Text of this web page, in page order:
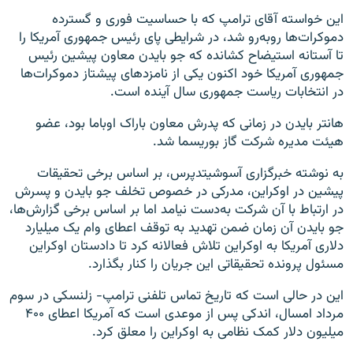
این خواسته آقای ترامپ که با حساسیت فوری و گسترده
دموکرات‌ها روبه‌رو شد، در شرایطی پای رئیس جمهوری آمریکا را
تا آستانه استیضاح کشانده که جو بایدن معاون پیشین رئیس
جمهوری آمریکا خود اکنون یکی از نامزدهای پیشتاز دموکرات‌ها
در انتخابات ریاست جمهوری سال آینده است.
هانتر بایدن در زمانی که پدرش معاون باراک اوباما بود، عضو
هیئت مدیره شرکت گاز بوریسما شد.
به نوشته خبرگزاری آسوشیتدپرس، بر اساس برخی تحقیقات
پیشین در اوکراین، مدرکی در خصوص تخلف جو بایدن و پسرش
در ارتباط با آن شرکت به‌دست نیامد اما بر اساس برخی گزارش‌ها،
جو بایدن آن زمان ضمن تهدید به توقف اعطای وام یک میلیارد
دلاری آمریکا به اوکراین تلاش فعالانه کرد تا دادستان اوکراین
مسئول پرونده تحقیقاتی این جریان را کنار بگذارد.
این در حالی است که تاریخ تماس تلفنی ترامپ- زلنسکی در سوم
مرداد امسال، اندکی پس از موعدی است که آمریکا اعطای ۴۰۰
میلیون دلار کمک نظامی به اوکراین را معلق کرد.